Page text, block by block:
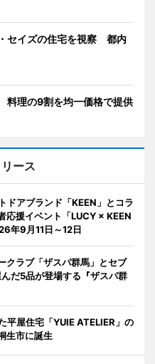
セイズの住宅を視察 都内
理の9割を均一価格で提供
ース
ドアブランド「KEEN」とコラ
応援イベント「LUCY × KEEN
年9月11日～12日
クラブ「ザスパ群馬」とセブ
だ5品が登場する『ザスパ群
平屋住宅「YUIE ATELIER」の
生市に誕生